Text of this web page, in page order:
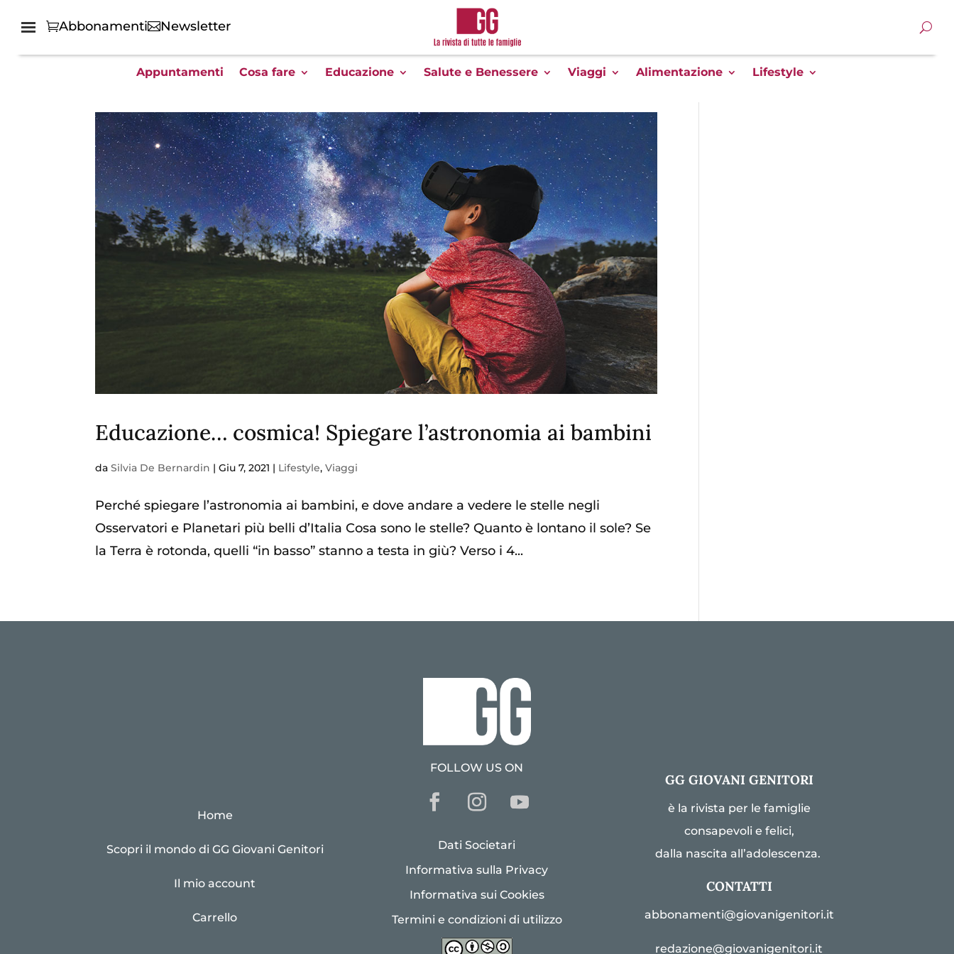
Abbonamenti Newsletter
Appuntamenti Cosa fare Educazione Salute e Benessere Viaggi Alimentazione Lifestyle
Educazione… cosmica! Spiegare l’astronomia ai bambini
daSilvia De Bernardin |Giu 7, 2021 | Lifestyle,Viaggi
Perché spiegare l’astronomia ai bambini, e dove andare a vedere le stelle negli
Osservatori e Planetari più belli d’Italia Cosa sono le stelle? Quanto è lontano il sole? Se
la Terra è rotonda, quelli “in basso” stanno a testa in giù? Verso i 4...
Home
Scopri il mondo di GG Giovani Genitori
Il mio account
Carrello
FOLLOW US ON
Dati Societari
Informativa sulla Privacy
Informativa sui Cookies
Termini e condizioni di utilizzo
GG GIOVANI GENITORI
è la rivista per le famiglie
consapevoli e felici,
dalla nascita all’adolescenza.
CONTATTI
abbonamenti@giovanigenitori.it
redazione@giovanigenitori.it